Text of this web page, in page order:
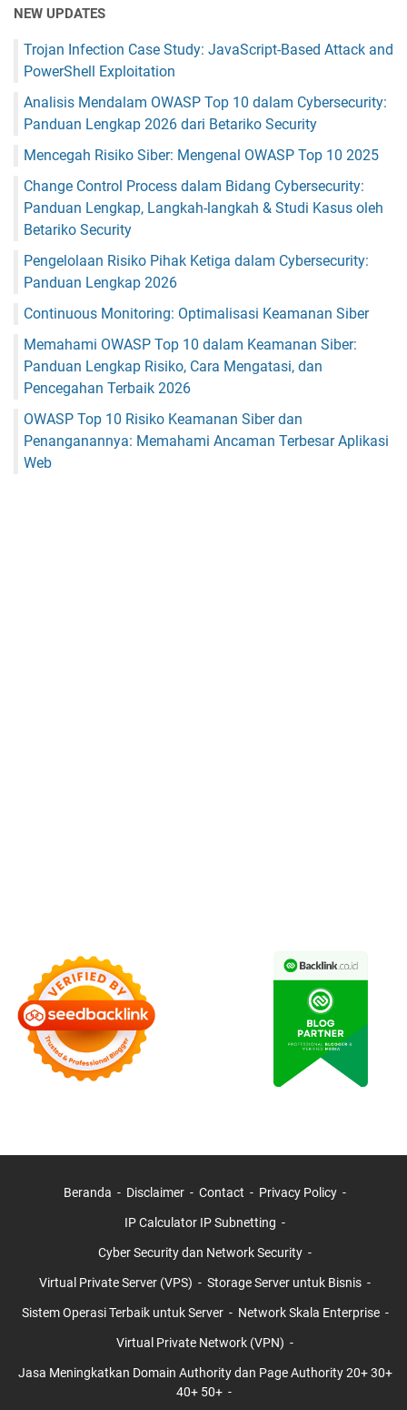
NEW UPDATES
Trojan Infection Case Study: JavaScript-Based Attack and
PowerShell Exploitation
Analisis Mendalam OWASP Top 10 dalam Cybersecurity:
Panduan Lengkap 2026 dari Betariko Security
Mencegah Risiko Siber: Mengenal OWASP Top 10 2025
Change Control Process dalam Bidang Cybersecurity:
Panduan Lengkap, Langkah-langkah & Studi Kasus oleh
Betariko Security
Pengelolaan Risiko Pihak Ketiga dalam Cybersecurity:
Panduan Lengkap 2026
Continuous Monitoring: Optimalisasi Keamanan Siber
Memahami OWASP Top 10 dalam Keamanan Siber:
Panduan Lengkap Risiko, Cara Mengatasi, dan
Pencegahan Terbaik 2026
OWASP Top 10 Risiko Keamanan Siber dan
Penanganannya: Memahami Ancaman Terbesar Aplikasi
Web
Beranda Disclaimer Contact Privacy Policy
IP Calculator IP Subnetting
Cyber Security dan Network Security
Virtual Private Server (VPS) Storage Server untuk Bisnis
Sistem Operasi Terbaik untuk Server Network Skala Enterprise
Virtual Private Network (VPN)
Jasa Meningkatkan Domain Authority dan Page Authority 20+ 30+
40+ 50+